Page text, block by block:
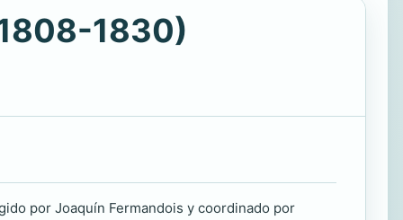
1830)
por Joaquín Fermandois y coordinado por